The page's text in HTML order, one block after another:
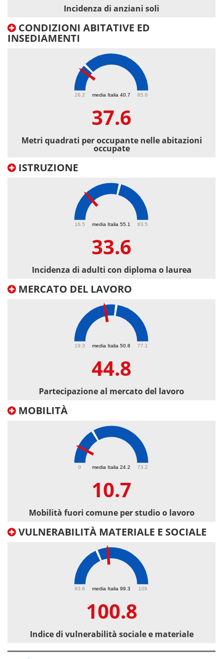
Incidenza di anziani soli
CONDIZIONI ABITATIVE ED
INSEDIAMENTI
media Italia 40.7
26.2 85.6
37.6
Metri quadrati per occupante nelle abitazioni
occupate
ISTRUZIONE
media Italia 55.1
16.5 83.5
33.6
Incidenza di adulti con diploma o laurea
MERCATO DEL LAVORO
media Italia 50.8
19.3 77.1
44.8
Partecipazione al mercato del lavoro
MOBILITÀ
media Italia 24.2
0 73.2
10.7
Mobilità fuori comune per studio o lavoro
VULNERABILITÀ MATERIALE E SOCIALE
media Italia 99.3
93.6 109
100.8
Indice di vulnerabilità sociale e materiale